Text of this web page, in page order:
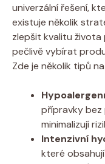
univerzální řešení,
existuje několik
zlepšit kvalitu
pečlivě⁣ vybírat
Zde je několik tipů
přípravky bez
⁢minimalizují⁣
Intenzivní
které